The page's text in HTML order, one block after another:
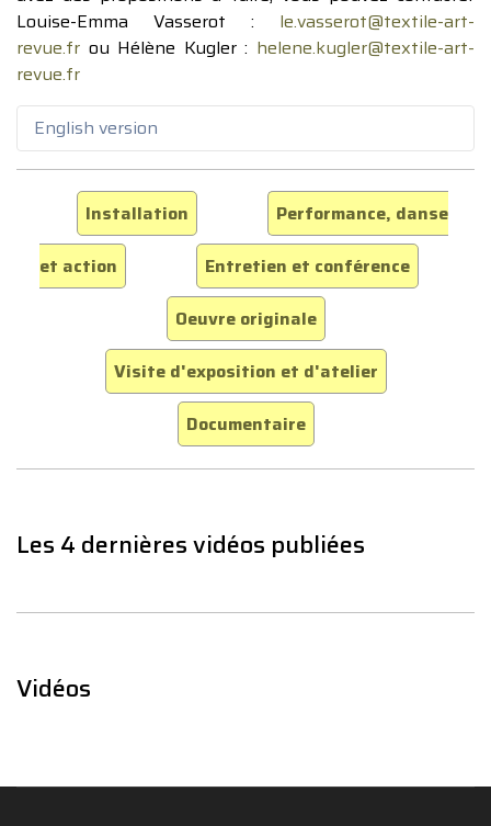
Louise-Emma Vasserot : le.vasserot@textile-art-
revue.fr ou Hélène Kugler : helene.kugler@textile-art-
revue.fr
English version
Installation
Performance, danse
et action
Entretien et conférence
Oeuvre originale
Visite d'exposition et d'atelier
Documentaire
Les 4 dernières vidéos publiées
Vidéos